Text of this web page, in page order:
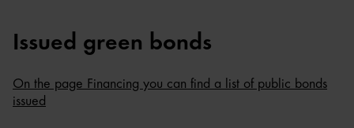
Issued green bonds
On the page Financing you can find a list of public bonds
issued